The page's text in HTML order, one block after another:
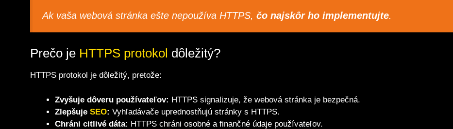
Ak vaša webová stránka ešte nepoužíva HTTPS, čo najskôr ho implementujte.
Prečo je HTTPS protokol dôležitý?
HTTPS protokol je dôležitý, pretože:
Zvyšuje dôveru používateľov: HTTPS signalizuje, že webová stránka je bezpečná.
Zlepšuje SEO: Vyhľadávače uprednostňujú stránky s HTTPS.
Chráni citlivé dáta: HTTPS chráni osobné a finančné údaje používateľov.